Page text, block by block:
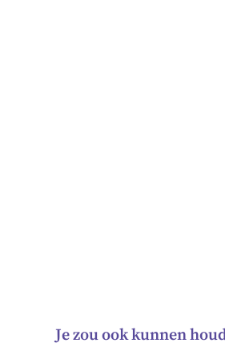
Je zou ook kunnen